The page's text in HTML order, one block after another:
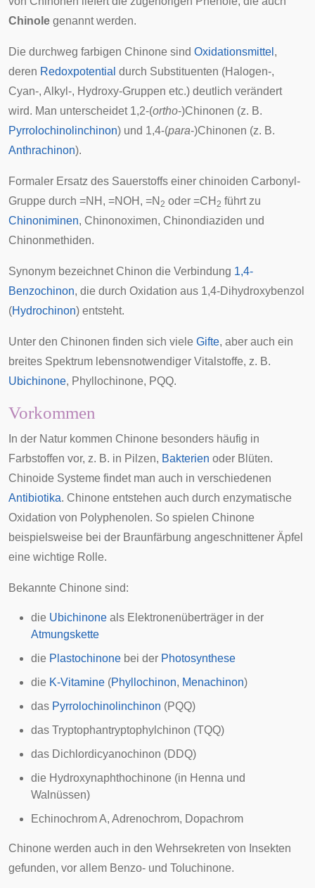
Chinole genannt werden.
Die durchweg farbigen Chinone sind Oxidationsmittel ,
deren Redoxpotential durch Substituenten (Halogen-,
Cyan-, Alkyl-, Hydroxy-Gruppen etc.) deutlich verändert
wird. Man unterscheidet 1,2-(ortho-)Chinonen (z. B.
Pyrrolochinolinchinon) und 1,4-(para-)Chinonen (z. B.
Anthrachinon).
Formaler Ersatz des Sauerstoffs einer chinoiden Carbonyl -
Gruppe durch =NH, =NOH, =N 2 oder =CH 2 führt zu
Chinoniminen, Chinonoximen, Chinondiaziden und
Chinonmethiden.
Synonym bezeichnet Chinon die Verbindung 1,4-
Benzochinon, die durch Oxidation aus 1,4-Dihydroxybenzol
(Hydrochinon) entsteht.
Unter den Chinonen finden sich viele Gifte, aber auch ein
breites Spektrum lebensnotwendiger Vitalstoffe, z. B.
Ubichinone, Phyllochinone, PQQ.
Vorkommen
In der Natur kommen Chinone besonders häufig in
Farbstoffen vor, z. B. in Pilzen, Bakterien oder Blüten.
Chinoide Systeme findet man auch in verschiedenen
Antibiotika. Chinone entstehen auch durch enzymatische
Oxidation von Polyphenolen. So spielen Chinone
beispielsweise bei der Braunfärbung angeschnittener Äpfel
eine wichtige Rolle.
Bekannte Chinone sind:
die Ubichinone als Elektronenüberträger in der
Atmungskette
die Plastochinone bei der Photosynthese
die K-Vitamine (Phyllochinon, Menachinon)
das Pyrrolochinolinchinon (PQQ)
das Tryptophantryptophylchinon (TQQ)
das Dichlordicyanochinon (DDQ)
die Hydroxynaphthochinone (in Henna und
Walnüssen)
Echinochrom A, Adrenochrom, Dopachrom
Chinone werden auch in den Wehrsekreten von Insekten
gefunden, vor allem Benzo- und Toluchinone.